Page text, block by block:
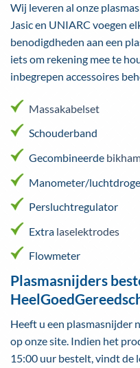
Wij leveren al onze
Jasic en UNIARC voegen
benodigdheden aan een
iets om rekening mee te
inbegrepen accessoires
Massakabelset
Schouderband
Gecombineerde
Manometer/
Persluchtregulator
Extra laselektrodes
Flowmeter
Plasmasnijders
Heeft u een plasmasnijder
op onze site. Indien het
15:00 uur bestelt, vindt de